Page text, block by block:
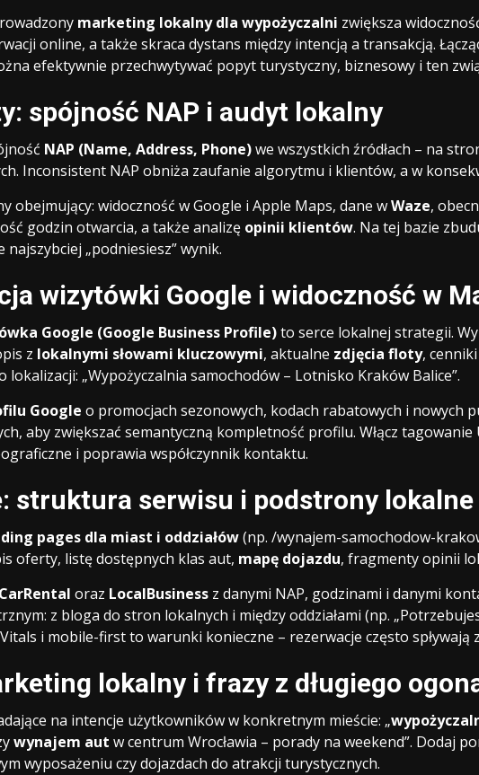
marketing lokalny dla wypożyczalni zwiększa
online, a także skraca dystans między intencją a transakcją.
efektywnie przechwytywać popyt turystyczny, biznesowy i ten
spójność NAP i audyt lokalny
NAP (Name, Address, Phone)we wszystkich źródłach – na
Inconsistent NAP obniża zaufanie algorytmu i klientów, a w
obejmujący: widoczność w Google i Apple Maps, dane wWaze,
godzin otwarcia, a także analizę opinii klientów. Na tej bazie
najszybciej „podniesiesz” wynik.
wizytówki Google i widoczność w
Google (Google Business Profile)to serce lokalnej strategii.
z lokalnymi słowami kluczowymi, aktualne zdjęcia floty,
lokalizacji: „Wypożyczalnia samochodów – Lotnisko Kraków Balice”.
Google o promocjach sezonowych, kodach rabatowych i nowych
aby zwiększać semantyczną kompletność profilu. Włącz
i poprawia współczynnik kontaktu.
struktura serwisu i podstrony lokalne
pages dla miast i oddziałów(np. /wynajem-samochodow-
oferty, listę dostępnych klas aut, mapę dojazdu, fragmenty opinii
oraz LocalBusiness z danymi NAP, godzinami i danymi
z bloga do stron lokalnych i między oddziałami (np.
i mobile-first to warunki konieczne – rezerwacje często spływają
lokalny i frazy z długiego
na intencje użytkowników w konkretnym mieście: „
wynajem aut w centrum Wrocławia – porady na weekend”. Dodaj
wyposażeniu czy dojazdach do atrakcji turystycznych.